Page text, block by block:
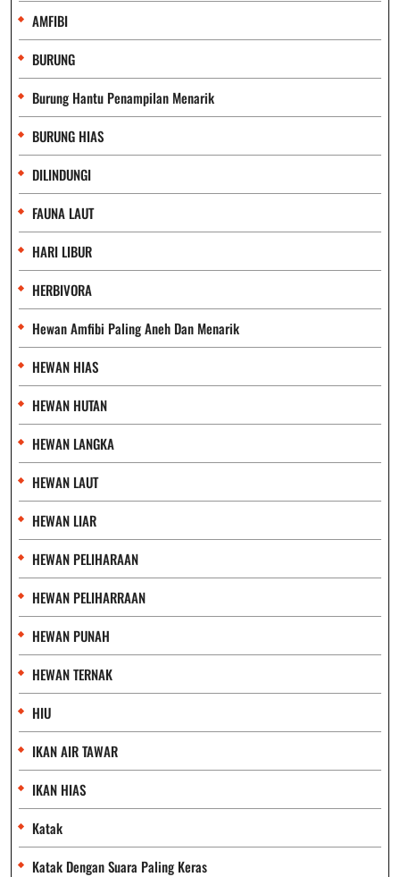
AMFIBI
BURUNG
Burung Hantu Penampilan Menarik
BURUNG HIAS
DILINDUNGI
FAUNA LAUT
HARI LIBUR
HERBIVORA
Hewan Amfibi Paling Aneh Dan Menarik
HEWAN HIAS
HEWAN HUTAN
HEWAN LANGKA
HEWAN LAUT
HEWAN LIAR
HEWAN PELIHARAAN
HEWAN PELIHARRAAN
HEWAN PUNAH
HEWAN TERNAK
HIU
IKAN AIR TAWAR
IKAN HIAS
Katak
Katak Dengan Suara Paling Keras